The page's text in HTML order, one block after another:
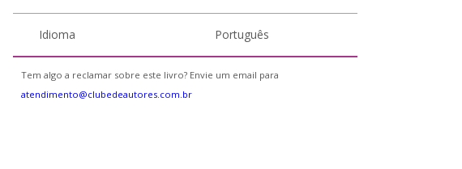
Idioma Português
Tem algo a reclamar sobre este livro? Envie um email para
atendimento@clubedeautores.com.br